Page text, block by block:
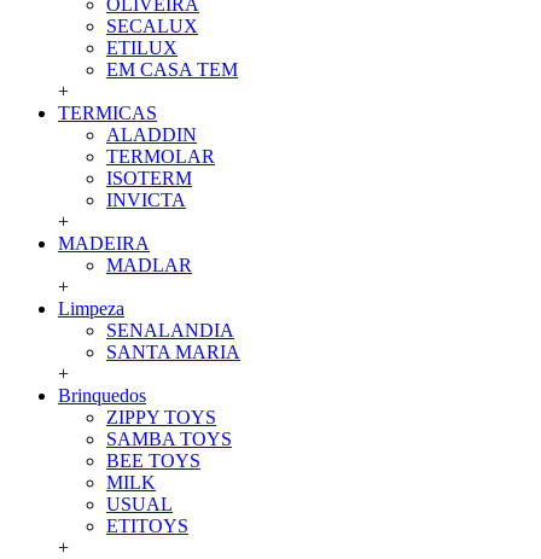
OLIVEIRA
SECALUX
ETILUX
EM CASA TEM
+
TERMICAS
ALADDIN
TERMOLAR
ISOTERM
INVICTA
+
MADEIRA
MADLAR
+
Limpeza
SENALANDIA
SANTA MARIA
+
Brinquedos
ZIPPY TOYS
SAMBA TOYS
BEE TOYS
MILK
USUAL
ETITOYS
+